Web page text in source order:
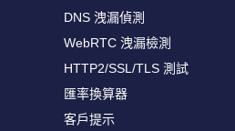
DNS 洩漏偵測
WebRTC 洩漏檢測
HTTP2/SSL/TLS 測試
匯率換算器
客戶提示